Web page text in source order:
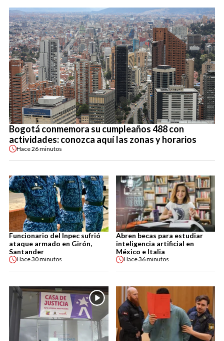
Bogotá conmemora su cumpleaños 488 con
actividades: conozca aquí las zonas y horarios
Hace26 minutos
Funcionario del Inpec sufrió
ataque armado en Girón,
Santander
Hace30 minutos
Abren becas para estudiar
inteligencia artificial en
México e Italia
Hace36 minutos